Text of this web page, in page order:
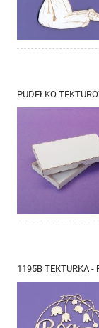
PUDEŁKO
1195B TEKTURKA -